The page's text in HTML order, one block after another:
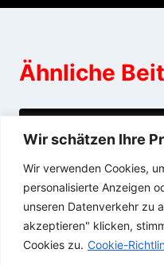
Wir schätzen Ihre
Wir verwenden Cookies,
personalisierte Anzeigen
unseren Datenverkehr zu
akzeptieren" klicken,
Cookies zu. Cookie-
Ähnliche
Diese Woche
13/01/2016